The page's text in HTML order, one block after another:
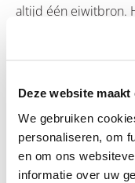
Deze website
We gebruiken
personaliseren, om
en om ons
informatie over uw
altijd één eiwitbron.
Het woord zegt het
tot uiting bij het
leidt dit tot jeuk,